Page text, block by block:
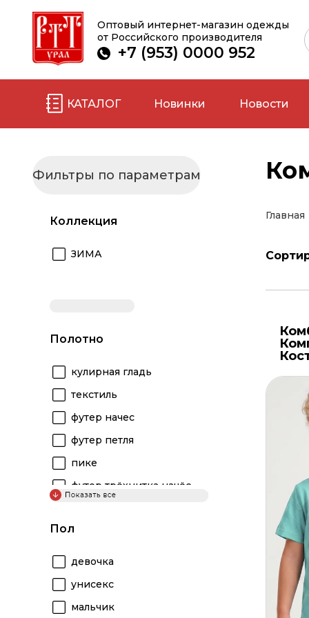
Оптовый интернет-магазин одежды
от Российского производителя
+7 (953) 0000 952
КАТАЛОГ Новинки Новости
Для женщин
Куртки, джемпера
Фильтры по параметрам
Коллекция
ЗИМА
Полотно
кулирная гладь
текстиль
футер начес
футер петля
пике
футер трёхнитка начёс
Пол
девочка
унисекс
мальчик
Главная